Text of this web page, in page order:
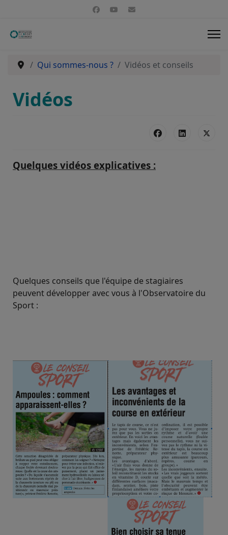
Panneau de gestion des cookies
Qui sommes-nous ? Vidéos et conseils
Vidéos
Quelques vidéos explicatives :
Quelques conseils que l'équipe de stagiaires
peuvent développer avec vous à l'Observatoire du
Sport :